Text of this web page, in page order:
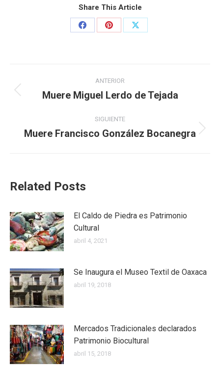
Share This Article
ANTERIOR
Muere Miguel Lerdo de Tejada
SIGUIENTE
Muere Francisco González Bocanegra
Related Posts
El Caldo de Piedra es Patrimonio
Cultural
abril 4, 2021
Se Inaugura el Museo Textil de Oaxaca
abril 19, 2018
Mercados Tradicionales declarados
Patrimonio Biocultural
abril 15, 2018